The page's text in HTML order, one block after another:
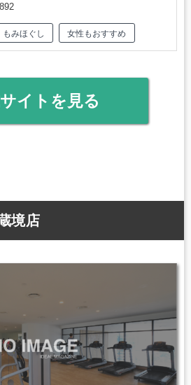
もみほぐし 女性もおすすめ
イトを見る
境店